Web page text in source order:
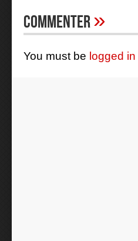
Commenter»
You must be logged in